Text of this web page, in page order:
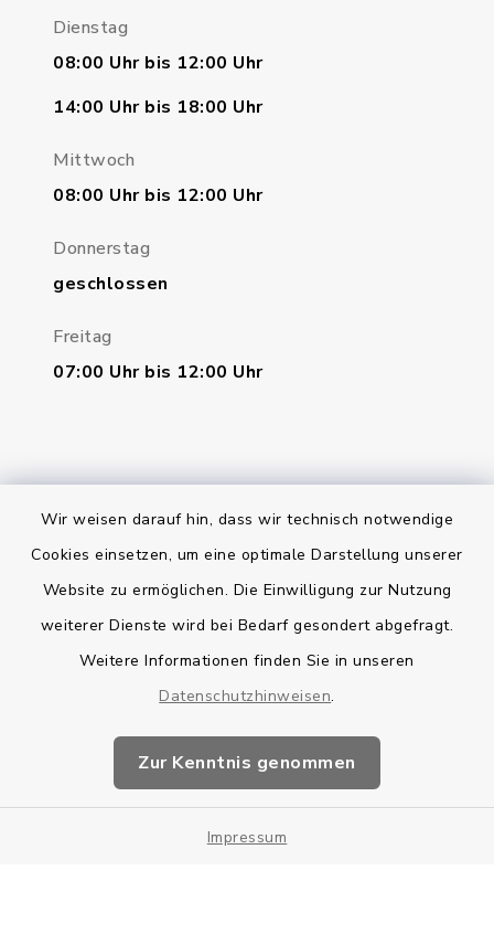
Wir weisen darauf hin, dass wir technisch notwendige
Cookies einsetzen, um eine optimale Darstellung unserer
Website zu ermöglichen. Die Einwilligung zur Nutzung
weiterer Dienste wird bei Bedarf gesondert abgefragt.
Weitere Informationen finden Sie in unseren
Datenschutzhinweisen.
Zur Kenntnis genommen
Impressum
Dienstag
08:00 Uhr bis 12:00 Uhr
14:00 Uhr bis 18:00 Uhr
Mittwoch
08:00 Uhr bis 12:00 Uhr
Donnerstag
geschlossen
Freitag
07:00 Uhr bis 12:00 Uhr
Bankverbindung
Barrierefreiheit
Impressum
Sitemap